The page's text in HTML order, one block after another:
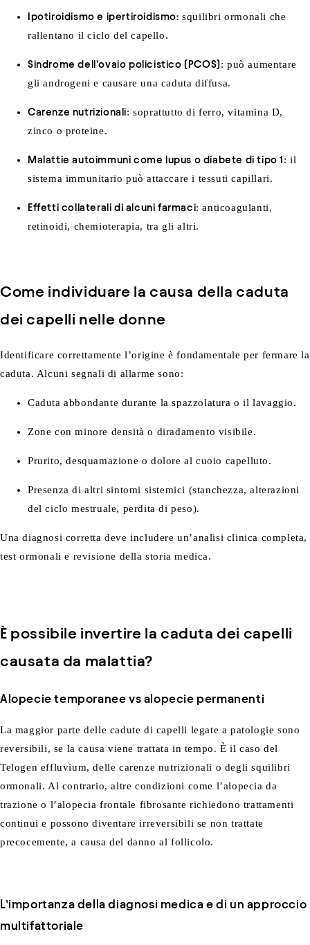
Ipotiroidismo e ipertiroidismo: squilibri ormonali che
rallentano il ciclo del capello.
Sindrome dell’ovaio policistico (PCOS): può aumentare
gli androgeni e causare una caduta diffusa.
Carenze nutrizionali: soprattutto di ferro, vitamina D,
zinco o proteine.
Malattie autoimmuni come lupus o diabete di tipo 1: il
sistema immunitario può attaccare i tessuti capillari.
Effetti collaterali di alcuni farmaci: anticoagulanti,
retinoidi, chemioterapia, tra gli altri.
Come individuare la causa della caduta
dei capelli nelle donne
Identificare correttamente l’origine è fondamentale per fermare la
caduta. Alcuni segnali di allarme sono:
Caduta abbondante durante la spazzolatura o il lavaggio.
Zone con minore densità o diradamento visibile.
Prurito, desquamazione o dolore al cuoio capelluto.
Presenza di altri sintomi sistemici (stanchezza, alterazioni
del ciclo mestruale, perdita di peso).
Una diagnosi corretta deve includere un’analisi clinica completa,
test ormonali e revisione della storia medica.
È possibile invertire la caduta dei capelli
causata da malattia?
Alopecie temporanee vs alopecie permanenti
La maggior parte delle cadute di capelli legate a patologie sono
reversibili, se la causa viene trattata in tempo. È il caso del
Telogen effluvium, delle carenze nutrizionali o degli squilibri
ormonali. Al contrario, altre condizioni come l’alopecia da
trazione o l’alopecia frontale fibrosante richiedono trattamenti
continui e possono diventare irreversibili se non trattate
precocemente, a causa del danno al follicolo.
L’importanza della diagnosi medica e di un approccio
multifattoriale